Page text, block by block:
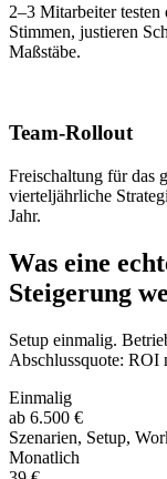
2–3 Mitarbeiter
Stimmen, justieren
Maßstäbe.
Team-Rollout
Freischaltung für das
vierteljährliche
Jahr.
Was eine
Steigerung
Setup einmalig.
Abschlussquote: ROI
Einmalig
ab 6.500 €
Szenarien, Setup,
Monatlich